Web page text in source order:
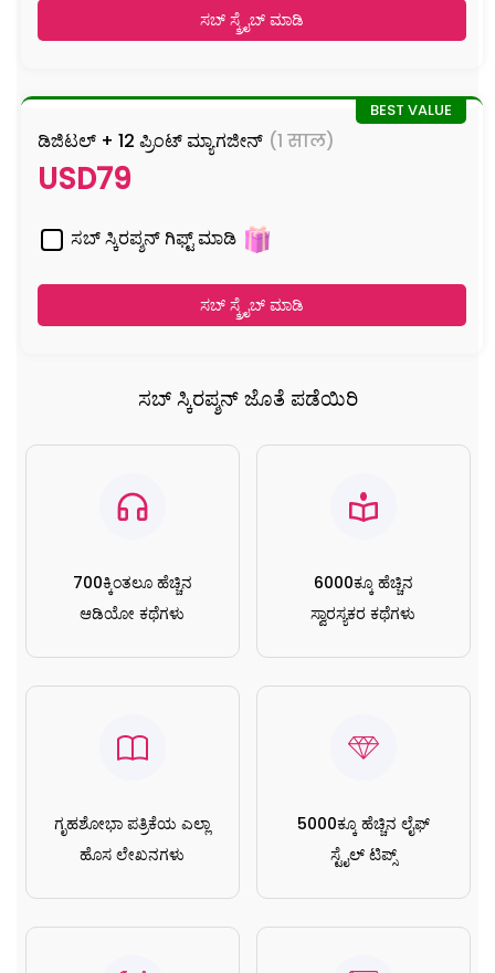
ಸಬ್ ಸ್ಕ್ರೈಬ್ ಮಾಡಿ
ಡಿಜಿಟಲ್ + 12 ಪ್ರಿಂಟ್ ಮ್ಯಾಗಜೀನ್ (1 साल)
USD79
ಸಬ್ ಸ್ಕಿರಪ್ಶನ್ ಗಿಫ್ಟ್ ಮಾಡಿ
ಸಬ್ ಸ್ಕ್ರೈಬ್ ಮಾಡಿ
ಸಬ್ ಸ್ಕಿರಪ್ಶನ್ ಜೊತೆ ಪಡೆಯಿರಿ
700ಕ್ಕಿಂತಲೂ ಹೆಚ್ಚಿನ
ಆಡಿಯೋ ಕಥೆಗಳು
6000ಕ್ಕೂ ಹೆಚ್ಚಿನ
ಸ್ವಾರಸ್ಯಕರ ಕಥೆಗಳು
ಗೃಹಶೋಭಾ ಪತ್ರಿಕೆಯ ಎಲ್ಲಾ
ಹೊಸ ಲೇಖನಗಳು
5000ಕ್ಕೂ ಹೆಚ್ಚಿನ ಲೈಫ್
ಸ್ಟೈಲ್ ಟಿಪ್ಸ್